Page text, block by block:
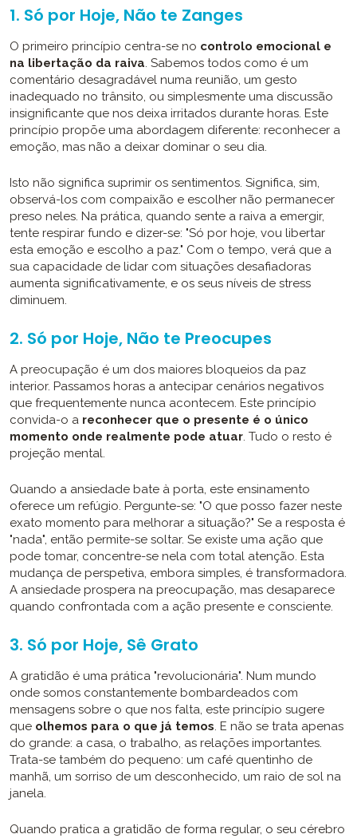
1. Só por Hoje, Não te Zanges
O primeiro princípio centra-se no controlo emocional e
na libertação da raiva. Sabemos todos como é um
comentário desagradável numa reunião, um gesto
inadequado no trânsito, ou simplesmente uma discussão
insignificante que nos deixa irritados durante horas. Este
princípio propõe uma abordagem diferente: reconhecer a
emoção, mas não a deixar dominar o seu dia.
Isto não significa suprimir os sentimentos. Significa, sim,
observá-los com compaixão e escolher não permanecer
preso neles. Na prática, quando sente a raiva a emergir,
tente respirar fundo e dizer-se: "Só por hoje, vou libertar
esta emoção e escolho a paz." Com o tempo, verá que a
sua capacidade de lidar com situações desafiadoras
aumenta significativamente, e os seus níveis de stress
diminuem.
2. Só por Hoje, Não te Preocupes
A preocupação é um dos maiores bloqueios da paz
interior. Passamos horas a antecipar cenários negativos
que frequentemente nunca acontecem. Este princípio
convida-o a reconhecer que o presente é o único
momento onde realmente pode atuar. Tudo o resto é
projeção mental.
Quando a ansiedade bate à porta, este ensinamento
oferece um refúgio. Pergunte-se: "O que posso fazer neste
exato momento para melhorar a situação?" Se a resposta é
"nada", então permite-se soltar. Se existe uma ação que
pode tomar, concentre-se nela com total atenção. Esta
mudança de perspetiva, embora simples, é transformadora.
A ansiedade prospera na preocupação, mas desaparece
quando confrontada com a ação presente e consciente.
3. Só por Hoje, Sê Grato
A gratidão é uma prática "revolucionária". Num mundo
onde somos constantemente bombardeados com
mensagens sobre o que nos falta, este princípio sugere
que olhemos para o que já temos. E não se trata apenas
do grande: a casa, o trabalho, as relações importantes.
Trata-se também do pequeno: um café quentinho de
manhã, um sorriso de um desconhecido, um raio de sol na
janela.
Quando pratica a gratidão de forma regular, o seu cérebro